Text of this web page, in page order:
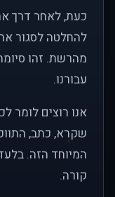
כעת, לאחר דרך
להחלטה לסגור
מהרשת. זהו
עבורנו.
אנו רוצים לומר
שקרא, כתב,
המיוחד הזה.
קורה.